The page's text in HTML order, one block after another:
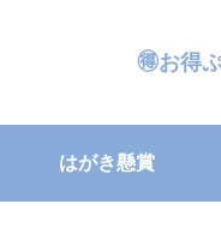
🉐お得
はがき懸賞